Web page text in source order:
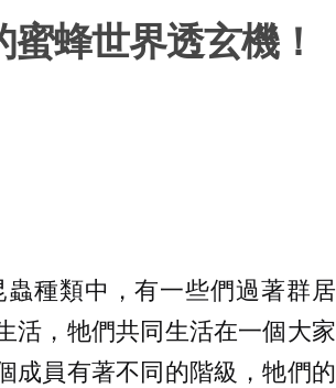
蜂世界透玄機！
種類中，有一些們過著群居
活，牠們共同生活在一個大家
成員有著不同的階級，牠們的